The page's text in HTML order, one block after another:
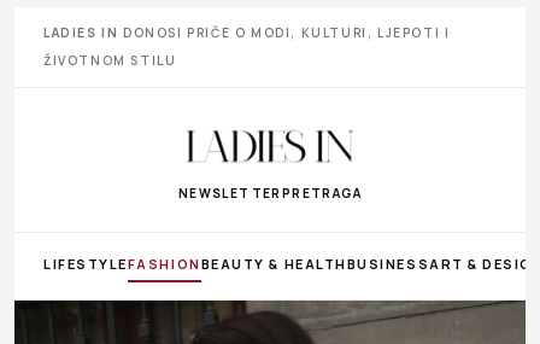
LADIES IN DONOSI PRIČE O MODI, KULTURI, LJEPOTI I
ŽIVOTNOM STILU
NEWSLETTER PRETRAGA
LIFESTYLEFASHIONBEAUTY & HEALTHBUSINESS ART &